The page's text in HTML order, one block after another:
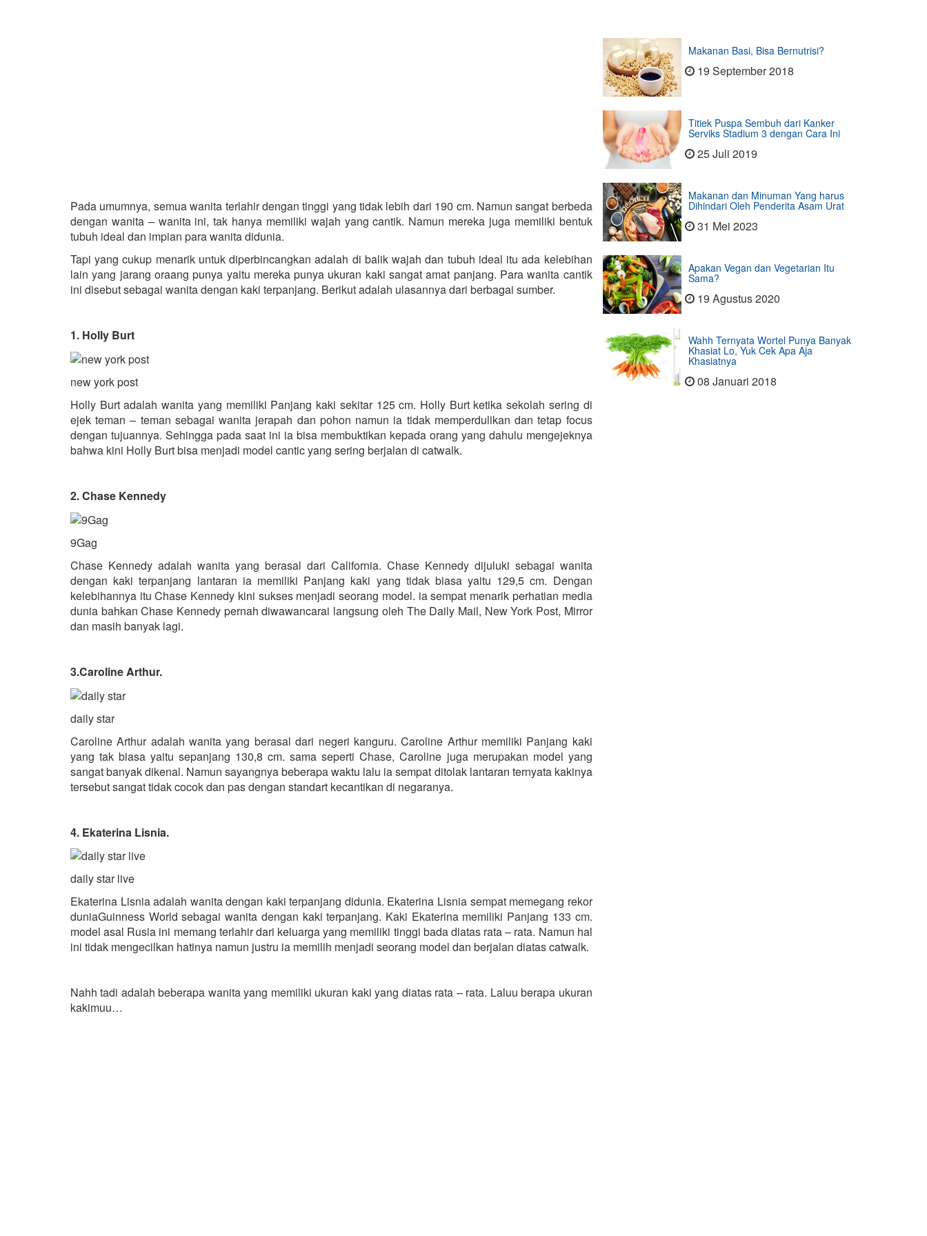
Pada umumnya, semua wanita terlahir dengan tinggi yang tidak lebih dari 190 cm. Namun sangat berbeda
dengan wanita – wanita ini, tak hanya memiliki wajah yang cantik. Namun mereka juga memiliki bentuk
tubuh ideal dan impian para wanita didunia.
Tapi yang cukup menarik untuk diperbincangkan adalah di balik wajah dan tubuh ideal itu ada kelebihan
lain yang jarang oraang punya yaitu mereka punya ukuran kaki sangat amat panjang. Para wanita cantik
ini disebut sebagai wanita dengan kaki terpanjang. Berikut adalah ulasannya dari berbagai sumber.
1. Holly Burt
new york post
Holly Burt adalah wanita yang memiliki Panjang kaki sekitar 125 cm. Holly Burt ketika sekolah sering di
ejek teman – teman sebagai wanita jerapah dan pohon namun ia tidak memperdulikan dan tetap focus
dengan tujuannya. Sehingga pada saat ini ia bisa membuktikan kepada orang yang dahulu mengejeknya
bahwa kini Holly Burt bisa menjadi model cantic yang sering berjalan di catwalk.
2. Chase Kennedy
9Gag
Chase Kennedy adalah wanita yang berasal dari California. Chase Kennedy dijuluki sebagai wanita
dengan kaki terpanjang lantaran ia memiliki Panjang kaki yang tidak biasa yaitu 129,5 cm. Dengan
kelebihannya itu Chase Kennedy kini sukses menjadi seorang model. ia sempat menarik perhatian media
dunia bahkan Chase Kennedy pernah diwawancarai langsung oleh The Daily Mail, New York Post, Mirror
dan masih banyak lagi.
3.Caroline Arthur.
daily star
Caroline Arthur adalah wanita yang berasal dari negeri kanguru. Caroline Arthur memiliki Panjang kaki
yang tak biasa yaitu sepanjang 130,8 cm. sama seperti Chase, Caroline juga merupakan model yang
sangat banyak dikenal. Namun sayangnya beberapa waktu lalu ia sempat ditolak lantaran ternyata kakinya
tersebut sangat tidak cocok dan pas dengan standart kecantikan di negaranya.
4. Ekaterina Lisnia.
daily star live
Ekaterina Lisnia adalah wanita dengan kaki terpanjang didunia. Ekaterina Lisnia sempat memegang rekor
duniaGuinness World sebagai wanita dengan kaki terpanjang. Kaki Ekaterina memiliki Panjang 133 cm.
model asal Rusia ini memang terlahir dari keluarga yang memiliki tinggi bada diatas rata – rata. Namun hal
ini tidak mengecilkan hatinya namun justru ia memilih menjadi seorang model dan berjalan diatas catwalk.
Nahh tadi adalah beberapa wanita yang memiliki ukuran kaki yang diatas rata – rata. Laluu berapa ukuran
kakimuu…
Makanan Basi, Bisa Bernutrisi?
19 September 2018
Titiek Puspa Sembuh dari Kanker
Serviks Stadium 3 dengan Cara Ini
25 Juli 2019
Makanan dan Minuman Yang harus
Dihindari Oleh Penderita Asam Urat
31 Mei 2023
Apakan Vegan dan Vegetarian Itu
Sama?
19 Agustus 2020
Wahh Ternyata Wortel Punya Banyak
Khasiat Lo, Yuk Cek Apa Aja
Khasiatnya
08 Januari 2018